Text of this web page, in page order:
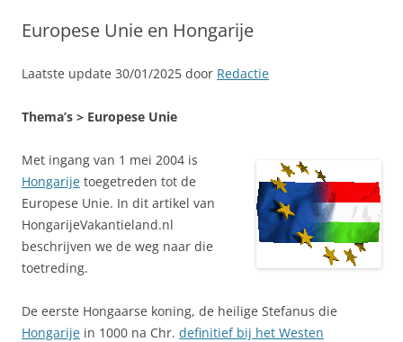
Europese Unie en Hongarije
Laatste update 30/01/2025 door Redactie
Thema’s > Europese Unie
Met ingang van 1 mei 2004 is
Hongarije toegetreden tot de
Europese Unie. In dit artikel van
HongarijeVakantieland.nl
beschrijven we de weg naar die
toetreding.
De eerste Hongaarse koning, de heilige Stefanus die
Hongarije in 1000 na Chr. definitief bij het Westen